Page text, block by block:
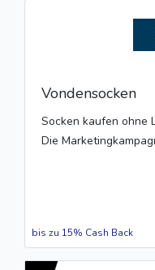
Vondensocken
Socken kaufen ohne
Die
bis zu 15% Cash Back